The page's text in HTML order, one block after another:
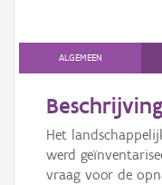
Persoon of collectief
Downloads
Hergebruik
Aanmelden
ALGEMEEN
Het
werd
vraag voor de